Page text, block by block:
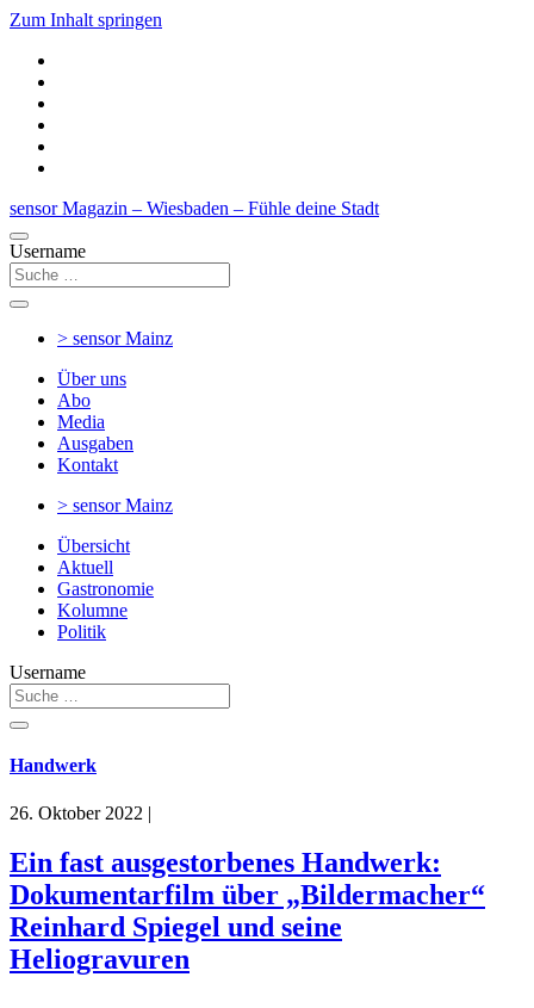
Zum Inhalt springen
sensor Magazin – Wiesbaden – Fühle deine Stadt
Username
> sensorMainz
Über uns
Abo
Media
Ausgaben
Kontakt
> sensorMainz
Übersicht
Aktuell
Gastronomie
Kolumne
Politik
Username
Handwerk
26. Oktober 2022 |
Ein fast ausgestorbenes Handwerk:
Dokumentarfilm über „Bildermacher“
Reinhard Spiegel und seine
Heliogravuren